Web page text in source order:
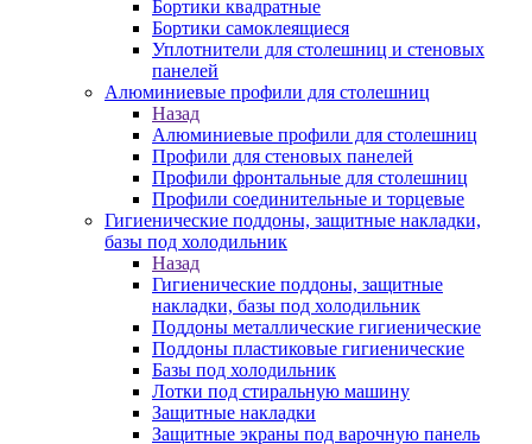
Бортики квадратные
Бортики самоклеящиеся
Уплотнители для столешниц и стеновых
панелей
Алюминиевые профили для столешниц
Назад
Алюминиевые профили для столешниц
Профили для стеновых панелей
Профили фронтальные для столешниц
Профили соединительные и торцевые
Гигиенические поддоны, защитные накладки,
базы под холодильник
Назад
Гигиенические поддоны, защитные
накладки, базы под холодильник
Поддоны металлические гигиенические
Поддоны пластиковые гигиенические
Базы под холодильник
Лотки под стиральную машину
Защитные накладки
Защитные экраны под варочную панель